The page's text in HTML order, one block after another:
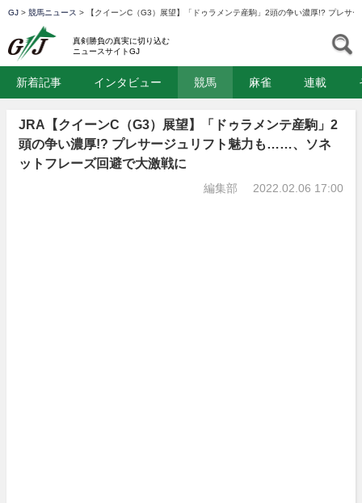
GJ > 競馬ニュース > 【クイーンC（G3）展望】「ドゥラメンテ産駒」2頭の争い濃厚!? プレ
真剣勝負の真実に切り込む
ニュースサイトGJ
新着記事 インタビュー 競馬 麻雀 連載
JRA【クイーンC（G3）展望】「ドゥラメンテ産駒」2
頭の争い濃厚!? プレサージュリフト魅力も……、ソネ
ットフレーズ回避で大激戦に
編集部 2022.02.06 17:00